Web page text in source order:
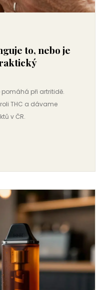
to, nebo je
pomáhá při artritidě.
THC a dávame
v ČR.